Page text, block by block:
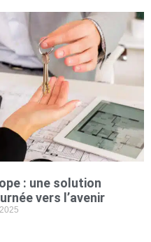
: une solution
vers l’avenir